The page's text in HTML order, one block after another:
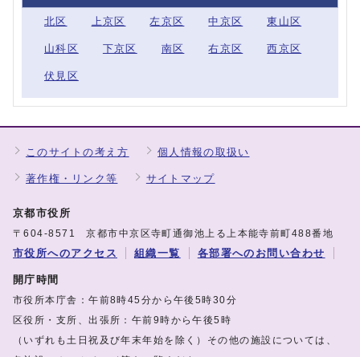
北区 上京区 左京区 中京区 東山区
山科区 下京区 南区 右京区 西京区
伏見区
このサイトの考え方 個人情報の取扱い
著作権・リンク等 サイトマップ
京都市役所
〒604-8571 京都市中京区寺町通御池上る上本能寺前町488番地
市役所へのアクセス 組織一覧 各部署へのお問い合わせ
開庁時間
市役所本庁舎：午前8時45分から午後5時30分
区役所・支所、出張所：午前9時から午後5時
（いずれも土日祝及び年末年始を除く）その他の施設については、